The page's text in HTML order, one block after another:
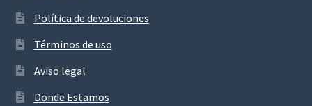
Política de devoluciones
Términos de uso
Aviso legal
Donde Estamos